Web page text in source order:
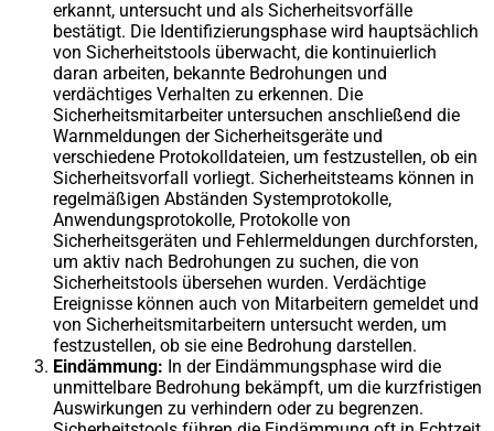
erkannt, untersucht und als Sicherheitsvorfälle
bestätigt. Die Identifizierungsphase wird hauptsächlich
von Sicherheitstools überwacht, die kontinuierlich
daran arbeiten, bekannte Bedrohungen und
verdächtiges Verhalten zu erkennen. Die
Sicherheitsmitarbeiter untersuchen anschließend die
Warnmeldungen der Sicherheitsgeräte und
verschiedene Protokolldateien, um festzustellen, ob ein
Sicherheitsvorfall vorliegt. Sicherheitsteams können in
regelmäßigen Abständen Systemprotokolle,
Anwendungsprotokolle, Protokolle von
Sicherheitsgeräten und Fehlermeldungen durchforsten,
um aktiv nach Bedrohungen zu suchen, die von
Sicherheitstools übersehen wurden. Verdächtige
Ereignisse können auch von Mitarbeitern gemeldet und
von Sicherheitsmitarbeitern untersucht werden, um
festzustellen, ob sie eine Bedrohung darstellen.
Eindämmung: In der Eindämmungsphase wird die
unmittelbare Bedrohung bekämpft, um die kurzfristigen
Auswirkungen zu verhindern oder zu begrenzen.